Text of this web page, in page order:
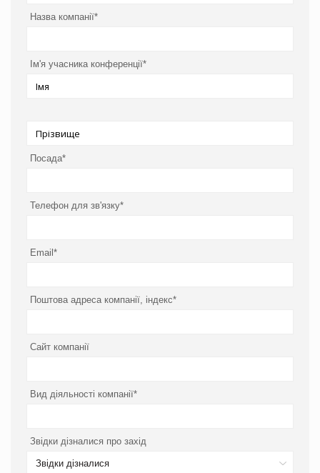
Назва компанії*
Ім'я учасника конференції*
Посада*
Телефон для зв'язку*
Email*
Поштова адреса компанії, індекс*
Сайт компанії
Вид діяльності компанії*
Звідки дізналися про захід
Звідки дізналися